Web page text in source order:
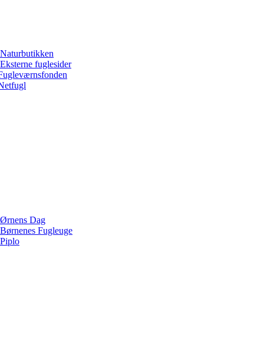
Naturbutikken
Eksterne fuglesider
Ørnens Dag
Børnenes Fugleuge
Piplo